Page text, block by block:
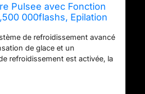
Pulsee avec Fonction
000flashs, Epilation
de refroidissement avancé
de glace et un
refroidissement est activée, la
la sensation de
confortable et une épilation